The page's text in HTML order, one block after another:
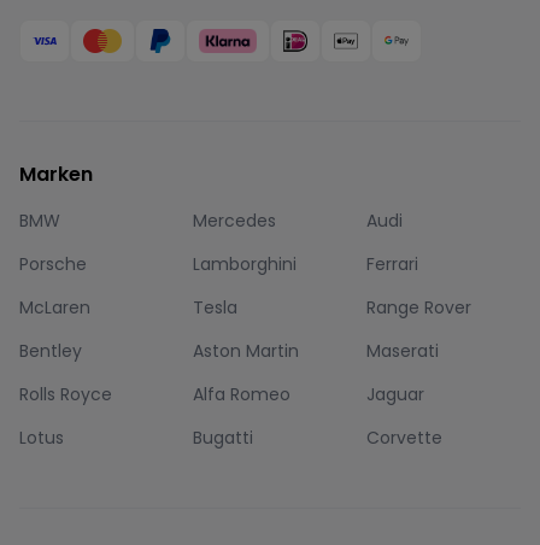
Marken
BMW Mercedes
Audi
Porsche
Lamborghini
Ferrari
McLaren
Tesla
Range Rover
Bentley
Aston Martin
Maserati
Rolls Royce
Alfa Romeo
Jaguar
Lotus
Bugatti Corvette